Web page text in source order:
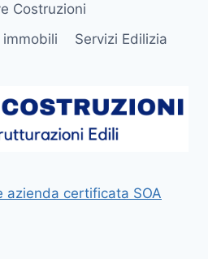
Costruzioni
Servizi Edilizia
azienda certificata SOA